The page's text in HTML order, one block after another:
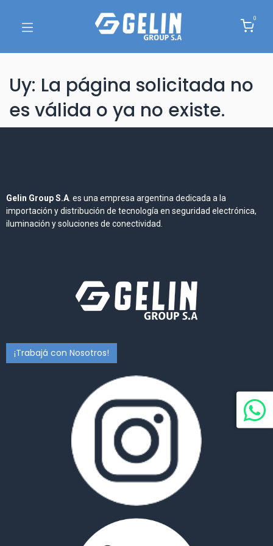
0
Uy: La página solicitada no
es válida o ya no existe.
Gelin Group S.A . es una empresa argentina dedicada a la
importación y distribución de tecnología en seguridad electrónica,
iluminación y soluciones de conectividad.
¡Trabajá con Nosotros!